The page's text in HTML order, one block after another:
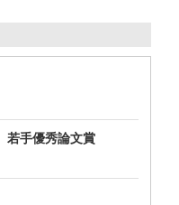
手優秀論文賞